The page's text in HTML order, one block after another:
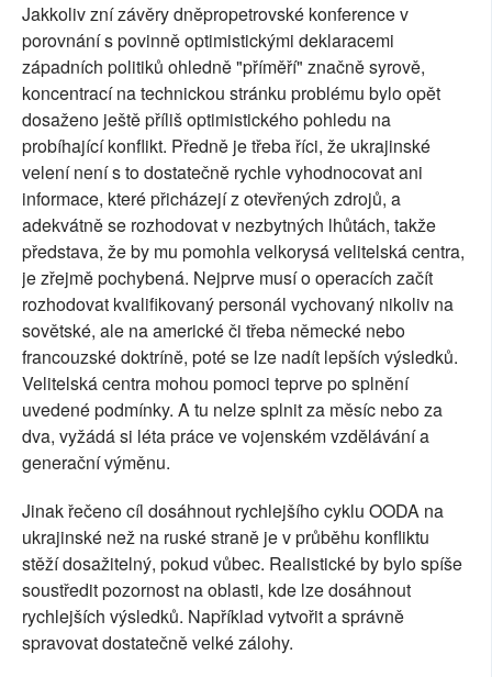
Jakkoliv zní závěry dněpropetrovské konference v
porovnání s povinně optimistickými deklaracemi
západních politiků ohledně "příměří" značně syrově,
koncentrací na technickou stránku problému bylo opět
dosaženo ještě příliš optimistického pohledu na
probíhající konflikt. Předně je třeba říci, že ukrajinské
velení není s to dostatečně rychle vyhodnocovat ani
informace, které přicházejí z otevřených zdrojů, a
adekvátně se rozhodovat v nezbytných lhůtách, takže
představa, že by mu pomohla velkorysá velitelská centra,
je zřejmě pochybená. Nejprve musí o operacích začít
rozhodovat kvalifikovaný personál vychovaný nikoliv na
sovětské, ale na americké či třeba německé nebo
francouzské doktríně, poté se lze nadít lepších výsledků.
Velitelská centra mohou pomoci teprve po splnění
uvedené podmínky. A tu nelze splnit za měsíc nebo za
dva, vyžádá si léta práce ve vojenském vzdělávání a
generační výměnu.
Jinak řečeno cíl dosáhnout rychlejšího cyklu OODA na
ukrajinské než na ruské straně je v průběhu konfliktu
stěží dosažitelný, pokud vůbec. Realistické by bylo spíše
soustředit pozornost na oblasti, kde lze dosáhnout
rychlejších výsledků. Například vytvořit a správně
spravovat dostatečně velké zálohy.